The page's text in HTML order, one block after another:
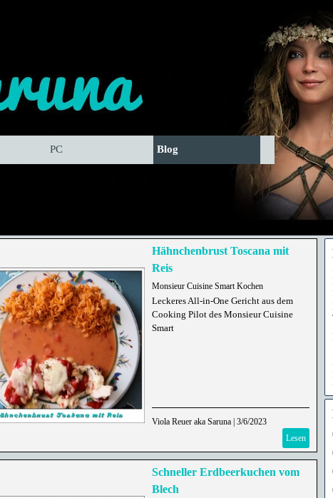
PC Blog
Hähnchenbrust Toscana mit
Reis
Monsieur Cuisine Smart Kochen
Leckeres All-in-One Gericht aus dem
Cooking Pilot des Monsieur Cuisine
Smart
Viola Reuer aka Saruna| 3/6/2023
Lesen
Schneller Erdbeerkuchen vom
Blech